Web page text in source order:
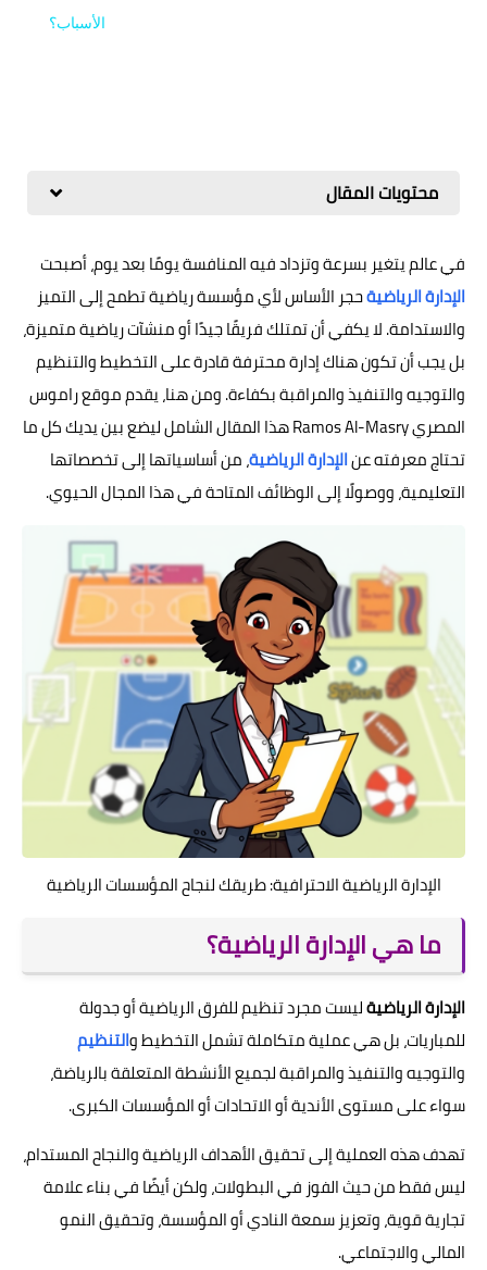
الأسباب؟
محتويات المقال
في عالم يتغير بسرعة وتزداد فيه المنافسة يومًا بعد يوم، أصبحت
الإدارة الرياضيةحجر الأساس لأي مؤسسة رياضية تطمح إلى التميز
والاستدامة. لا يكفي أن تمتلك فريقًا جيدًا أو منشآت رياضية متميزة،
بل يجب أن تكون هناك إدارة محترفة قادرة على التخطيط والتنظيم
والتوجيه والتنفيذ والمراقبة بكفاءة. ومن هنا، يقدم موقع راموس
المصري Ramos Al-Masry هذا المقال الشامل ليضع بين يديك كل ما
تحتاج معرفته عنالإدارة الرياضية، من أساسياتها إلى تخصصاتها
التعليمية، ووصولًا إلى الوظائف المتاحة في هذا المجال الحيوي.
الإدارة الرياضية الاحترافية: طريقك لنجاح المؤسسات الرياضية
ما هي الإدارة الرياضية؟
الإدارة الرياضيةليست مجرد تنظيم للفرق الرياضية أو جدولة
للمباريات، بل هي عملية متكاملة تشمل التخطيط والتنظيم
والتوجيه والتنفيذ والمراقبة لجميع الأنشطة المتعلقة بالرياضة،
سواء على مستوى الأندية أو الاتحادات أو المؤسسات الكبرى.
تهدف هذه العملية إلى تحقيق الأهداف الرياضية والنجاح المستدام،
ليس فقط من حيث الفوز في البطولات، ولكن أيضًا في بناء علامة
تجارية قوية، وتعزيز سمعة النادي أو المؤسسة، وتحقيق النمو
المالي والاجتماعي.